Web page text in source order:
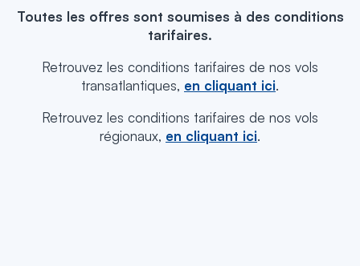
Toutes les offres sont soumises à des conditions
tarifaires.
Retrouvez les conditions tarifaires de nos vols
transatlantiques, en cliquant ici.
Retrouvez les conditions tarifaires de nos vols
régionaux, en cliquant ici.